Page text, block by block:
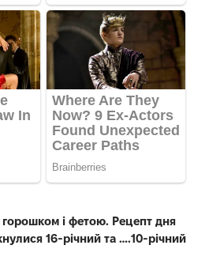
і фетою. Рецепт дня
16-річний та ….10-річний